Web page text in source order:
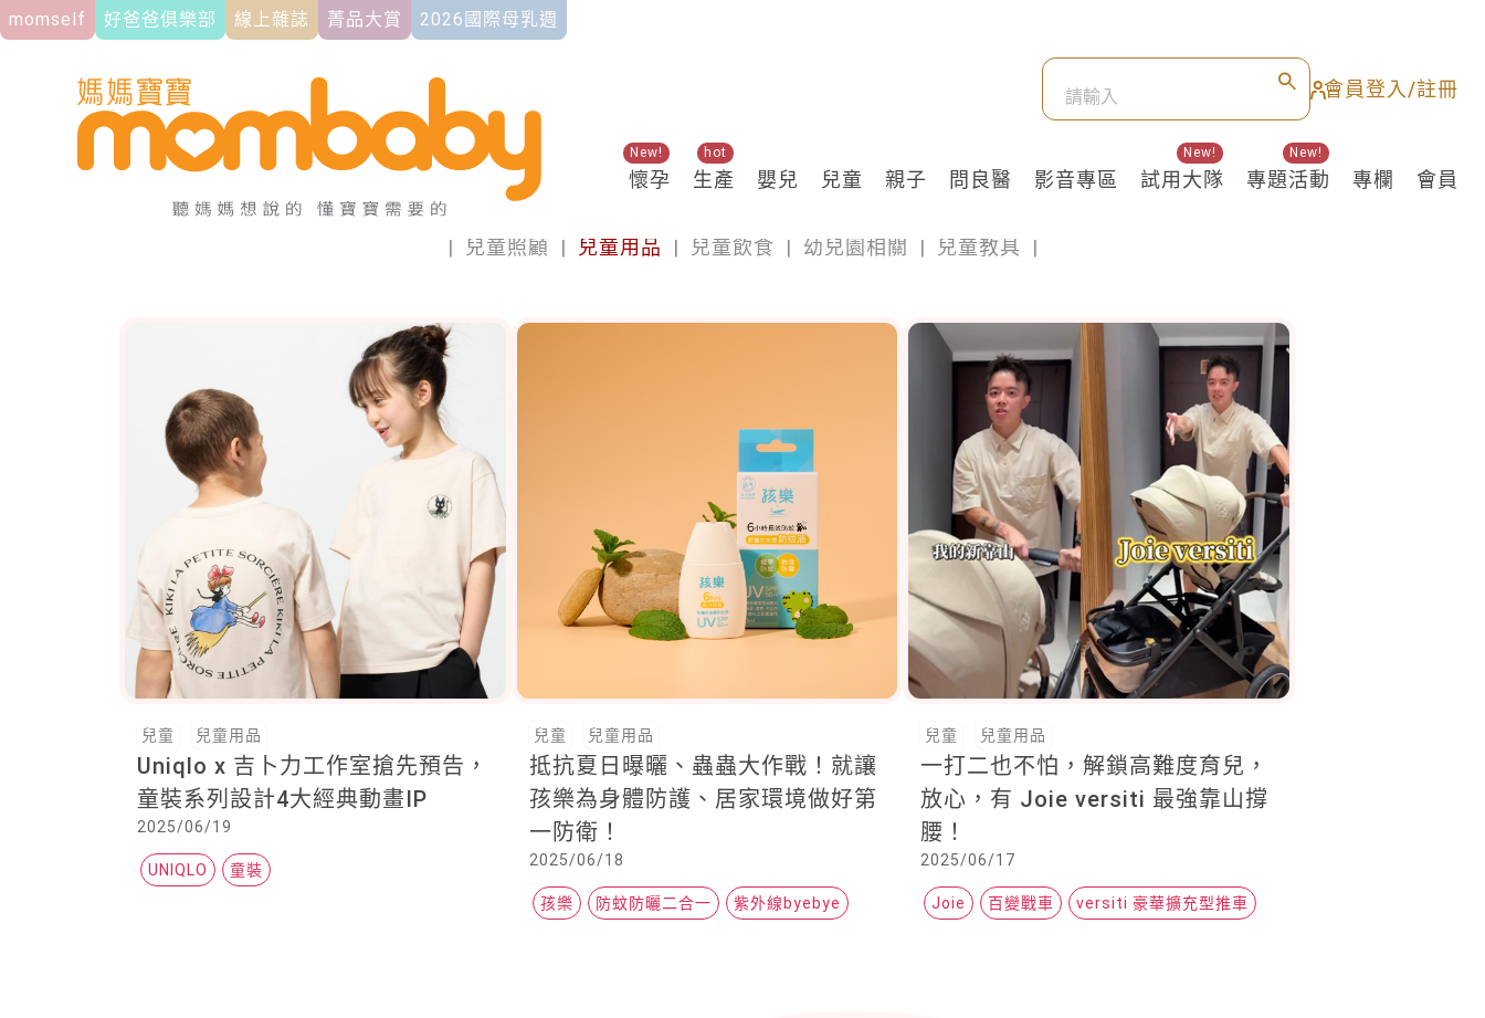
momself 好爸爸俱樂部 線上雜誌 菁品大賞 2026國際母乳週
會員登入/註冊
懷孕
New!
生產
hot
嬰兒 兒童 親子 問良醫 影音專區 試用大隊
New!
專題活動
New!
專欄 會員
兒童
| 兒童照顧 | 兒童用品 | 兒童飲食 | 幼兒園相關 | 兒童教具 |
兒童 兒童用品
Uniqlo x 吉卜力工作室搶先預告，
童裝系列設計4大經典動畫IP
2025/06/19
UNIQLO 童裝
兒童 兒童用品
抵抗夏日曝曬、蟲蟲大作戰！就讓
孩樂為身體防護、居家環境做好第
一防衛！
2025/06/18
孩樂 防蚊防曬二合一 紫外線byebye
兒童 兒童用品
一打二也不怕，解鎖高難度育兒，
放心，有 Joie versiti 最強靠山撐
腰！
2025/06/17
Joie 百變戰車 versiti 豪華擴充型推車